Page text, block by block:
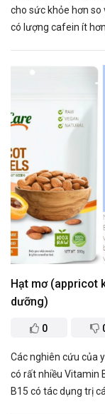
cho sức khỏe hơn so
có lượng cafein ít
Hạt mơ (appricot
dưỡng)
0
Các nghiên cứu của
có rất nhiều Vitamin
B15 có tác dụng trị